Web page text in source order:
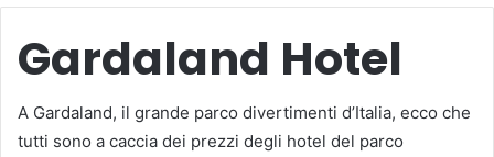
Gardaland Hotel
A Gardaland, il grande parco divertimenti d’Italia, ecco che
tutti sono a caccia dei prezzi degli hotel del parco